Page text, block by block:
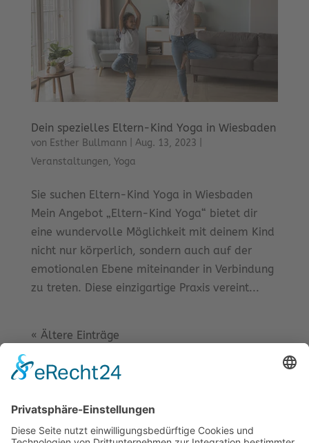
Dein spezielles Eltern-Kind Yoga in Wiesbaden
von Esther Bullmann Aug. 13, 2023
Veranstaltungen, Yoga
Sie suchen Eltern-Kind Yoga in Wiesbaden
Mein Angebot „Eltern-Kind Yoga“ bietet dir
eine wundervolle Möglichkeit mit deinem Kind
nicht nur körperlich, sondern auch auf der
emotionalen Ebene miteinander in Verbindung
zu treten. Diese einzigartige Praxis vereint...
« Ältere Einträge
Recent Posts
Yoga für Kinder in Wiesbaden